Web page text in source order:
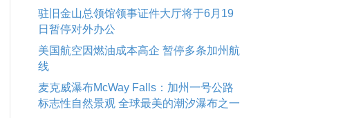
驻旧金山总领馆领事证件大厅将于6月19
日暂停对外办公
美国航空因燃油成本高企 暂停多条加州航
线
麦克威瀑布McWay Falls：加州一号公路
标志性自然景观 全球最美的潮汐瀑布之一